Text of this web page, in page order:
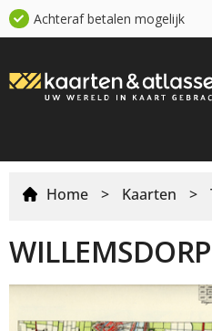
Achteraf betalen mogelijk
Home > Kaarten >